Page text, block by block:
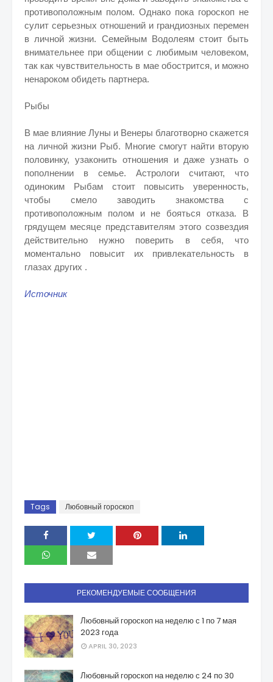
противоположным полом. Однако пока гороскоп не
сулит серьезных отношений и грандиозных перемен
в личной жизни. Семейным Водолеям стоит быть
внимательнее при общении с любимым человеком,
так как чувствительность в мае обострится, и можно
ненароком обидеть партнера.
Рыбы
В мае влияние Луны и Венеры благотворно скажется
на личной жизни Рыб. Многие смогут найти вторую
половинку, узаконить отношения и даже узнать о
пополнении в семье. Астрологи считают, что
одиноким Рыбам стоит повысить уверенность,
чтобы смело заводить знакомства с
противоположным полом и не бояться отказа. В
грядущем месяце представителям этого созвездия
действительно нужно поверить в себя, что
моментально повысит их привлекательность в
глазах других .
Источник
Tags Любовный гороскоп
РЕКОМЕНДУЕМЫЕ СООБЩЕНИЯ
Любовный гороскоп на неделю с 1 по 7 мая
2023 года
APRIL 30, 2023
Любовный гороскоп на неделю с 24 по 30